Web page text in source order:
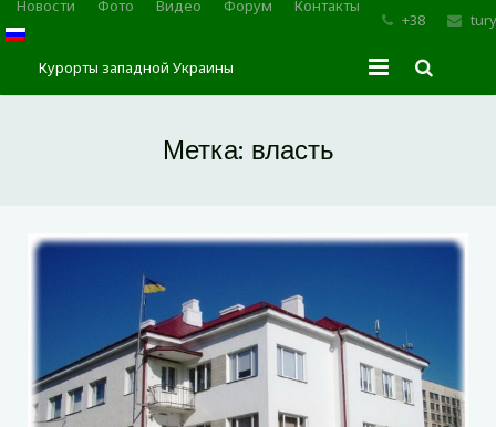
Новости Фото Видео Форум Контакты
+38
Курорты западной Украины
Метка: власть